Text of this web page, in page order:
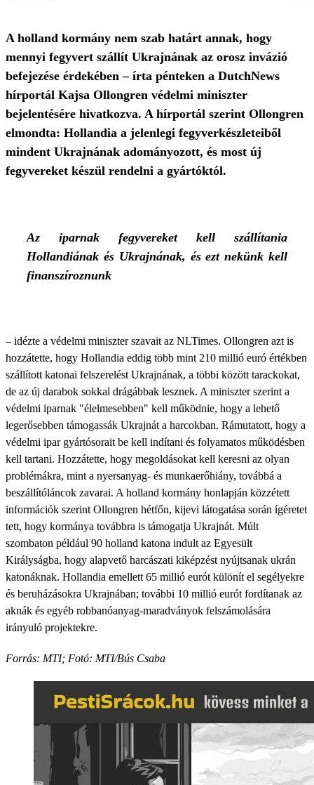
A holland kormány nem szab határt annak, hogy
mennyi fegyvert szállít Ukrajnának az orosz invázió
befejezése érdekében – írta pénteken a DutchNews
hírportál Kajsa Ollongren védelmi miniszter
bejelentésére hivatkozva. A hírportál szerint Ollongren
elmondta: Hollandia a jelenlegi fegyverkészleteiből
mindent Ukrajnának adományozott, és most új
fegyvereket készül rendelni a gyártóktól.
Az iparnak fegyvereket kell szállítania
Hollandiának és Ukrajnának, és ezt nekünk kell
finanszíroznunk
– idézte a védelmi miniszter szavait az NLTimes. Ollongren azt is
hozzátette, hogy Hollandia eddig több mint 210 millió euró értékben
szállított katonai felszerelést Ukrajnának, a többi között tarackokat,
de az új darabok sokkal drágábbak lesznek. A miniszter szerint a
védelmi iparnak "élelmesebben" kell működnie, hogy a lehető
legerősebben támogassák Ukrajnát a harcokban. Rámutatott, hogy a
védelmi ipar gyártósorait be kell indítani és folyamatos működésben
kell tartani. Hozzátette, hogy megoldásokat kell keresni az olyan
problémákra, mint a nyersanyag- és munkaerőhiány, továbbá a
beszállítóláncok zavarai. A holland kormány honlapján közzétett
információk szerint Ollongren hétfőn, kijevi látogatása során ígéretet
tett, hogy kormánya továbbra is támogatja Ukrajnát. Múlt
szombaton például 90 holland katona indult az Egyesült
Királyságba, hogy alapvető harcászati kiképzést nyújtsanak ukrán
katonáknak. Hollandia emellett 65 millió eurót különít el segélyekre
és beruházásokra Ukrajnában; további 10 millió eurót fordítanak az
aknák és egyéb robbanóanyag-maradványok felszámolására
irányuló projektekre.
Forrás: MTI; Fotó: MTI/Bús Csaba